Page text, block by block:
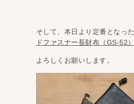
そして、本日より定番となった
ドファスナー長財布（GS-52）
よろしくお願いします。